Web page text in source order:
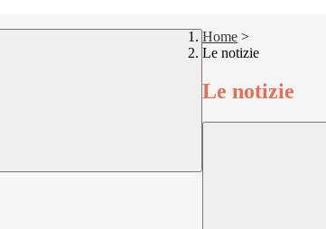
Home >
Le notizie
Le notizie